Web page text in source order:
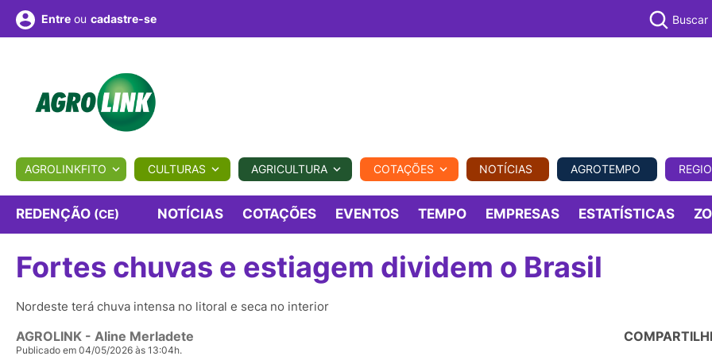
BIOLÓGICOS COTAÇÕES NOTÍCIAS AGROTEMPO REGIONAL COMERCIAL AGROVIAGENS
Conversor Colunistas Eventos
e
Vídeos
Entre ou cadastre-se Buscar
AGROLINKFITO CULTURAS AGRICULTURA COTAÇÕES NOTÍCIAS AGROTEMPO
REDENÇÃO (CE) NOTÍCIAS COTAÇÕES EVENTOS TEMPO EMPRESAS ESTATÍSTICAS
Fortes chuvas e estiagem dividem o Brasil
Nordeste terá chuva intensa no litoral e seca no interior
AGROLINK - Aline Merladete
Publicado em 04/05/2026 às 13:04h.